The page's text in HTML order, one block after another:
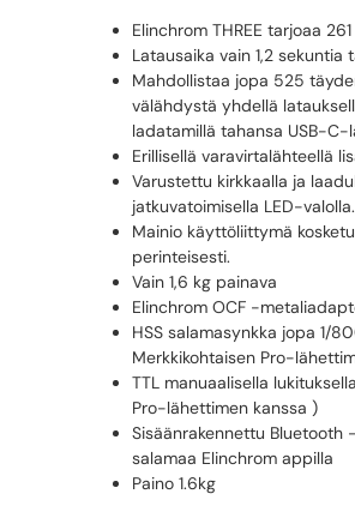
Elinchrom THREE tarjoaa
Latausaika vain 1,2 sekuntia
Mahdollistaa jopa 525
välähdystä yhdellä
ladatamillä tahansa USB-C-
Erillisellä varavirtalähteellä
Varustettu kirkkaalla ja
jatkuvatoimisella LED-valolla.
Mainio käyttöliittymä
perinteisesti.
Vain 1,6 kg painava
Elinchrom OCF -
HSS salamasynkka jopa 1/
Merkkikohtaisen Pro-
TTL manuaalisella
Pro-lähettimen kanssa )
Sisäänrakennettu Bluetooth
salamaa Elinchrom appilla
Paino 1.6kg